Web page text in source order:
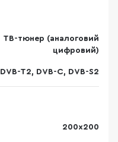
ТВ-тюнер (аналоговий
цифровий)
DVB-T2, DVB-C, DVB-S2
200х200